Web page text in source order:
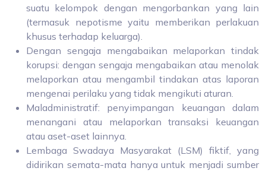
suatu kelompok dengan mengorbankan yang lain
(termasuk nepotisme yaitu memberikan perlakuan
khusus terhadap keluarga).
Dengan sengaja mengabaikan melaporkan tindak
korupsi: dengan sengaja mengabaikan atau menolak
melaporkan atau mengambil tindakan atas laporan
mengenai perilaku yang tidak mengikuti aturan.
Maladministratif: penyimpangan keuangan dalam
menangani atau melaporkan transaksi keuangan
atau aset-aset lainnya.
Lembaga Swadaya Masyarakat (LSM) fiktif, yang
didirikan semata-mata hanya untuk menjadi sumber